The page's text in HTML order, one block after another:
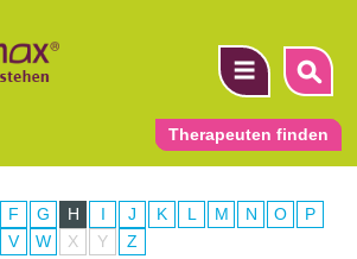
Therapeuten finden
F G H I J K L M N O
P
V W X Y Z